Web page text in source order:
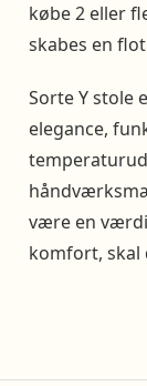
købe 2 eller
skabes en
Sorte Y stole
elegance,
være en
komfort, skal